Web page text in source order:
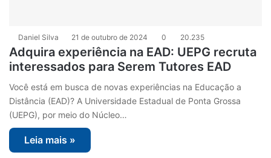
Daniel Silva 21 de outubro de 2024 0 20.235
Adquira experiência na EAD: UEPG recruta
interessados para Serem Tutores EAD
Você está em busca de novas experiências na Educação a
Distância (EAD)? A Universidade Estadual de Ponta Grossa
(UEPG), por meio do Núcleo…
Leia mais »